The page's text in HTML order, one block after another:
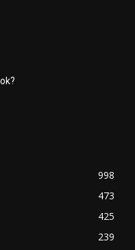
998
473
425
239